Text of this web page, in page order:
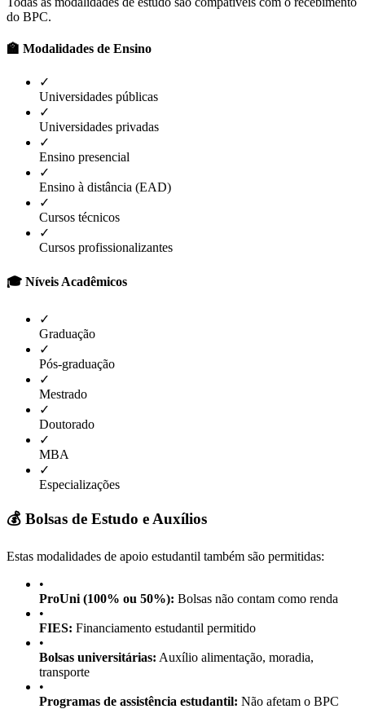
do BPC.
🏫 Modalidades de Ensino
✓
Universidades públicas
✓
Universidades privadas
✓
Ensino presencial
✓
Ensino à distância (EAD)
✓
Cursos técnicos
✓
Cursos profissionalizantes
🎓 Níveis Acadêmicos
✓
Graduação
✓
Pós-graduação
✓
Mestrado
✓
Doutorado
✓
MBA
✓
Especializações
💰 Bolsas de Estudo e Auxílios
Estas modalidades de apoio estudantil também são permitidas:
•
ProUni (100% ou 50%): Bolsas não contam como renda
•
FIES: Financiamento estudantil permitido
•
Bolsas universitárias: Auxílio alimentação, moradia,
transporte
•
Programas de assistência estudantil: Não afetam o BPC